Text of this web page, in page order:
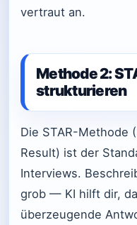
vertraut an.
Methode 2:
strukturieren
Die STAR-Methode
Result) ist der
Interviews.
grob — KI hilft dir,
überzeugende